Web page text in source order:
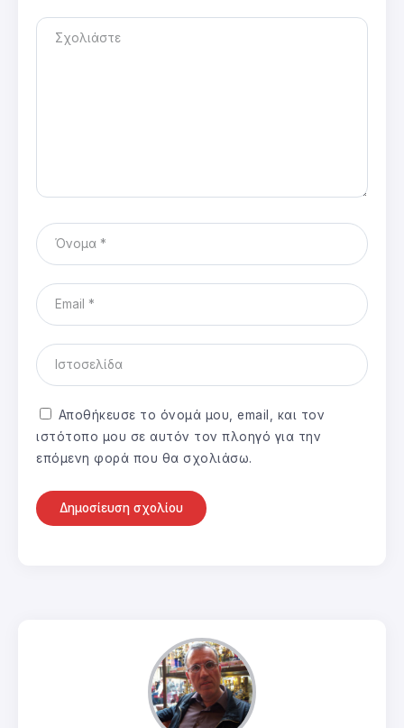
Αποθήκευσε το όνομά μου, email, και τον
ιστότοπο μου σε αυτόν τον πλοηγό για την
επόμενη φορά που θα σχολιάσω.